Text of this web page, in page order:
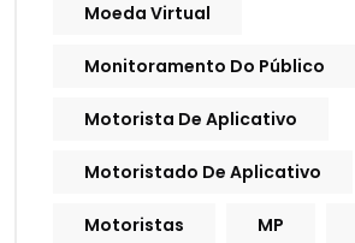
Moeda Virtual
Monitoramento Do Público
Motorista De Aplicativo
Motoristado De Aplicativo
Motoristas MP